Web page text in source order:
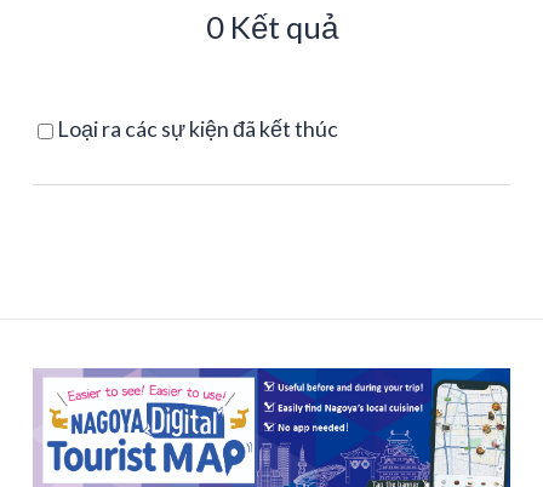
0 Kết quả
Loại ra các sự kiện đã kết thúc